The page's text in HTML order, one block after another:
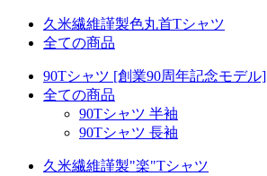
久米繊維謹製色丸首Tシャツ
全ての商品
90Tシャツ [創業90周年記念モデル]
全ての商品
90Tシャツ 半袖
90Tシャツ 長袖
久米繊維謹製"楽"Tシャツ